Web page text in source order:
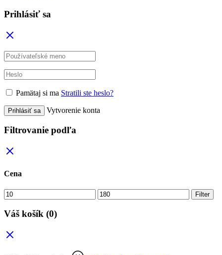
Prihlásiť sa
Pamätaj si ma Stratili ste heslo?
Prihlásiť sa Vytvorenie konta
Filtrovanie podľa
Cena
Minimálna
cena
Maximálna
cena
Filter
Váš košík (0)